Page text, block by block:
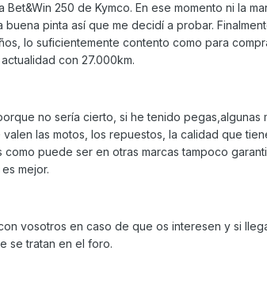
250 de Kymco. En ese momento ni la
pinta así que me decidí a probar.
lo suficientemente contento como para
con 27.000km.
no sería cierto, si he tenido pegas,algunas
las motos, los repuestos, la calidad que
puede ser en otras marcas tampoco
mejor.
vosotros en caso de que os interesen y si
se tratan en el foro.